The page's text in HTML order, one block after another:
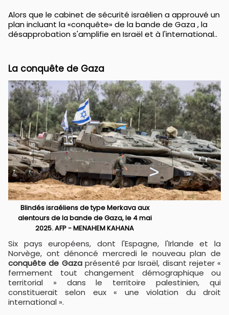
Alors que le cabinet de sécurité israélien a approuvé un
plan incluant la «conquête» de la bande de Gaza , la
désapprobation s'amplifie en Israël et à l'international..
La conquête de Gaza
Blindés israéliens de type Merkava aux
alentours de la bande de Gaza, le 4 mai
2025. AFP - MENAHEM KAHANA
Six pays européens, dont l'Espagne, l'Irlande et la
Norvège, ont dénoncé mercredi le nouveau plan de
conquête de Gazaprésenté par Israël, disant rejeter «
fermement tout changement démographique ou
territorial » dans le territoire palestinien, qui
constituerait selon eux « une violation du droit
international ».